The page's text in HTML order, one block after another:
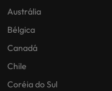
Austrália
Bélgica
Canadá
Chile
Coréia do Sul